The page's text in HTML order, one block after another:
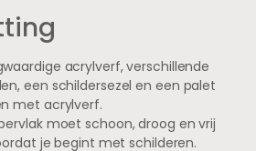
acrylverf, verschillende
een schildersezel en een palet
met acrylverf.
moet schoon, droog en vrij
je begint met schilderen.